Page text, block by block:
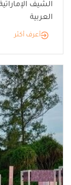
الشيف
العربية
أعرف أكثر